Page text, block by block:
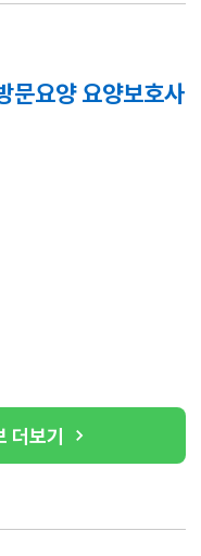
요양 요양보호사
더보기